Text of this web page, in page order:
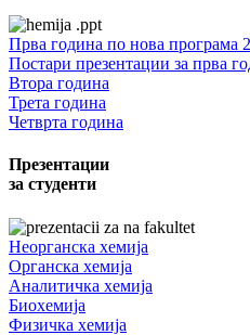
Прва година по нова програма
Постари презентации за прва
Втора година
Трета година
Четврта година
Презентации
за студенти
Неорганска хемија
Органска хемија
Аналитичка хемија
Биохемија
Физичка хемија